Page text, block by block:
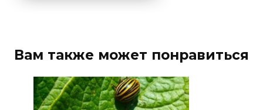
Вам также может понравиться